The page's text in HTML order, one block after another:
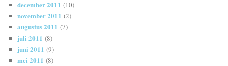
december 2011 (10)
november 2011 (2)
augustus 2011 (7)
juli 2011 (8)
juni 2011 (9)
mei 2011 (8)